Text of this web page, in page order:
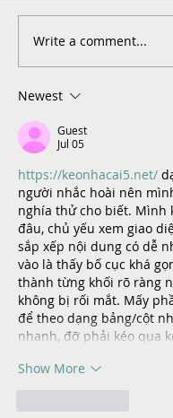
Write a comment...
Newest
Guest
Jul 05
https://keonhacai5.net/
người nhắc hoài nên
nghía thử cho biết. Mình
đâu, chủ yếu xem giao
sắp xếp nội dung có dễ
vào là thấy bố cục khá
thành từng khối rõ ràng
không bị rối mắt. Mấy
để theo dạng bảng/cột
nhanh, đỡ phải kéo qua
Show More